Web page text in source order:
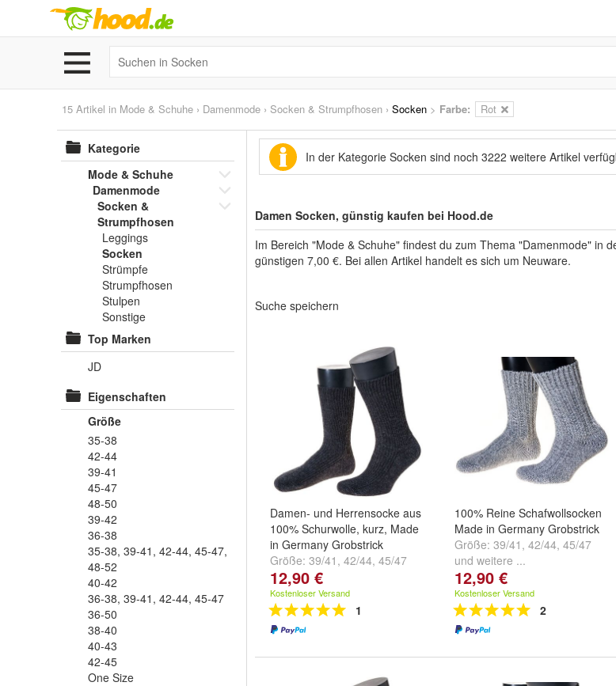
15 Artikel in Mode & Schuhe › Damenmode › Socken & Strumpfhosen › Socken > Farbe: Rot
Kategorie
Mode & Schuhe
Damenmode
Socken &
Strumpfhosen
Leggings
Socken
Strümpfe
Strumpfhosen
Stulpen
Sonstige
Top Marken
JD
Eigenschaften
Größe
35-38
42-44
39-41
45-47
48-50
39-42
36-38
35-38, 39-41, 42-44, 45-47,
48-52
40-42
36-38, 39-41, 42-44, 45-47
36-50
38-40
40-43
42-45
One Size
In der Kategorie Socken sind noch 3222 weitere Artikel
Damen Socken, günstig kaufen bei Hood.de
Im Bereich "Mode & Schuhe" findest du zum Thema "Damenmode" in
günstigen 7,00 €. Bei allen Artikel handelt es sich um Neuware.
Suche speichern
Damen- und Herrensocke aus
100% Schurwolle, kurz, Made
in Germany Grobstrick
Größe: 39/41 , 42/44, 45/47
und weitere ...
12,90 €
Kostenloser Versand
1
100% Reine Schafwollsocken
Made in Germany Grobstrick
Größe: 39/41 , 42/44, 45/47
und weitere ...
12,90 €
Kostenloser Versand
2